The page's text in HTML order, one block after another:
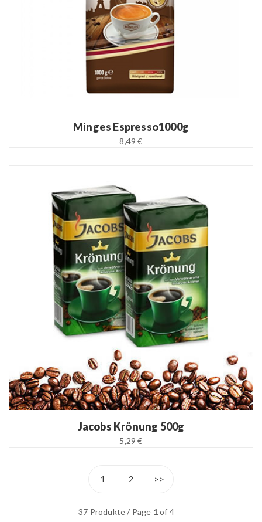
Minges Espresso1000g
8,49 €
READ MORE
Jacobs Krönung 500g
5,29 €
1 2 >>
37 Produkte / Page 1of 4